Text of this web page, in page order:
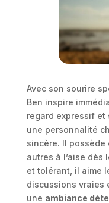
Avec son sourire
Ben inspire
regard expressif
une personnalité
sincère. Il
autres à l’aise dès
et tolérant, il aime
discussions vraies
une ambiance